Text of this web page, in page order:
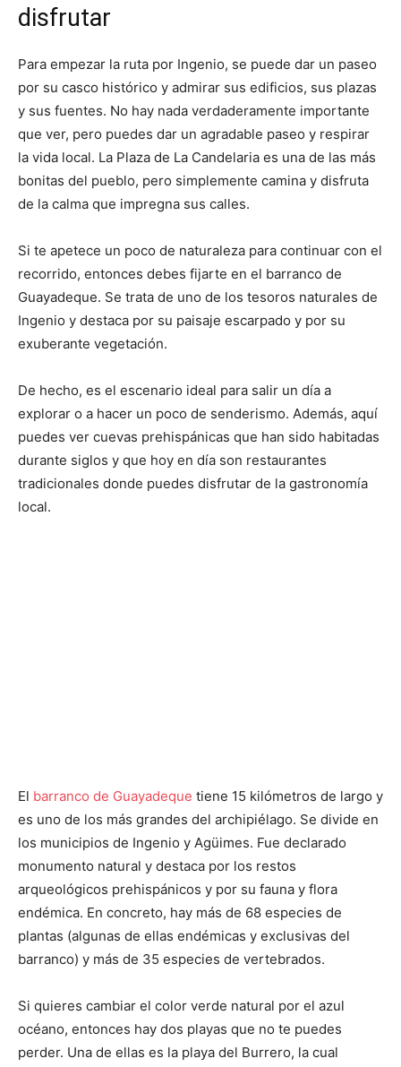
disfrutar
Para empezar la ruta por Ingenio, se puede dar un paseo
por su casco histórico y admirar sus edificios, sus plazas
y sus fuentes. No hay nada verdaderamente importante
que ver, pero puedes dar un agradable paseo y respirar
la vida local. La Plaza de La Candelaria es una de las más
bonitas del pueblo, pero simplemente camina y disfruta
de la calma que impregna sus calles.
Si te apetece un poco de naturaleza para continuar con el
recorrido, entonces debes fijarte en el barranco de
Guayadeque. Se trata de uno de los tesoros naturales de
Ingenio y destaca por su paisaje escarpado y por su
exuberante vegetación.
De hecho, es el escenario ideal para salir un día a
explorar o a hacer un poco de senderismo. Además, aquí
puedes ver cuevas prehispánicas que han sido habitadas
durante siglos y que hoy en día son restaurantes
tradicionales donde puedes disfrutar de la gastronomía
local.
El barranco de Guayadeque tiene 15 kilómetros de largo y
es uno de los más grandes del archipiélago. Se divide en
los municipios de Ingenio y Agüimes. Fue declarado
monumento natural y destaca por los restos
arqueológicos prehispánicos y por su fauna y flora
endémica. En concreto, hay más de 68 especies de
plantas (algunas de ellas endémicas y exclusivas del
barranco) y más de 35 especies de vertebrados.
Si quieres cambiar el color verde natural por el azul
océano, entonces hay dos playas que no te puedes
perder. Una de ellas es la playa del Burrero, la cual